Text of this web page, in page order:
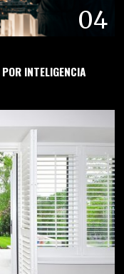
04
INTELIGENCIA